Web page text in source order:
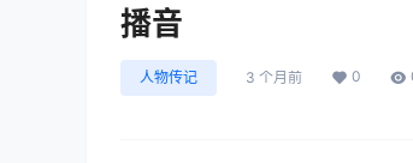
播音
人物传记 3 个月前 0